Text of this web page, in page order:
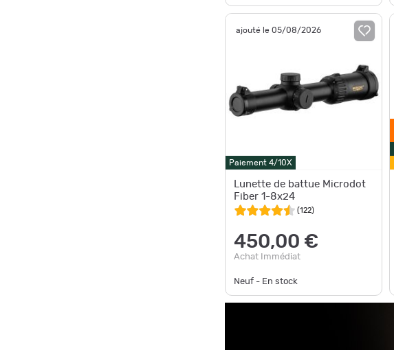
ajouté le 05/08/2026
Paiement 4/10X
Lunette de battue Microdot
Fiber 1-8x24
(122)
450,00 €
Achat Immédiat
Neuf - En stock